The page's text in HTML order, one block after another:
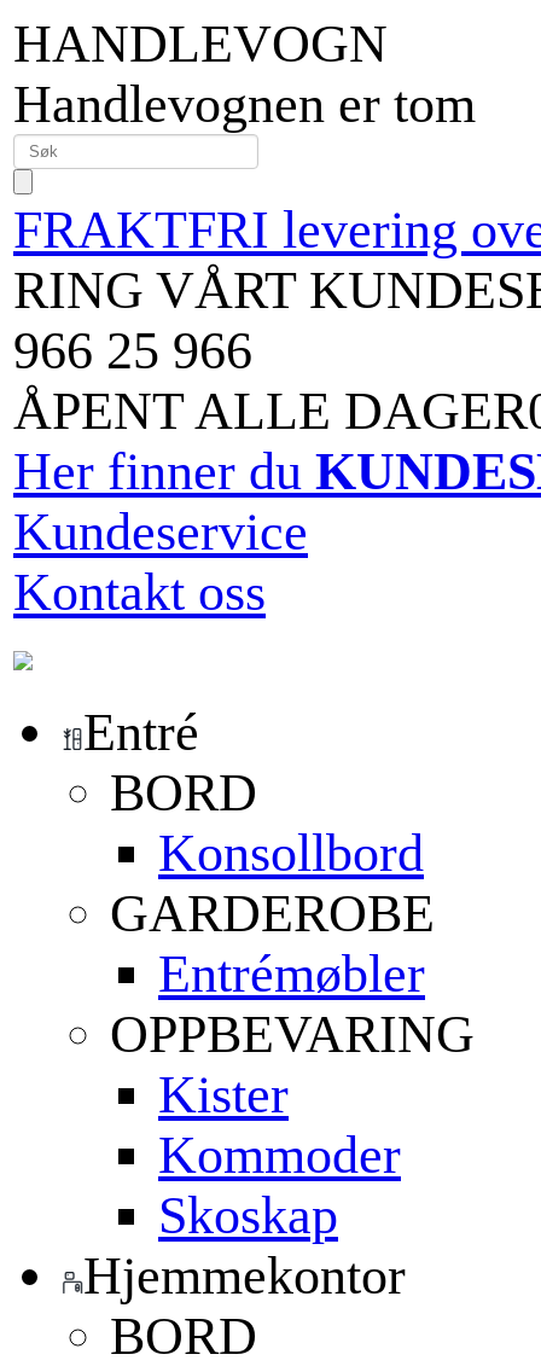
HANDLEVOGN
Handlevognen er tom
FRAKTFRI levering
RING VÅRT
966 25 966
ÅPENT ALLE
Her finner du
Kundeservice
Kontakt oss
Entré
BORD
Konsollbord
GARDEROBE
Entrémøbler
OPPBEVARING
Kister
Kommoder
Skoskap
Hjemmekontor
BORD